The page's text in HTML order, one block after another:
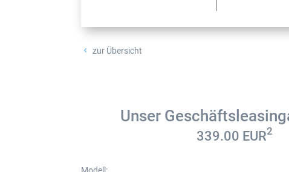
4 zur Übersicht
Unser
339.00 EUR2